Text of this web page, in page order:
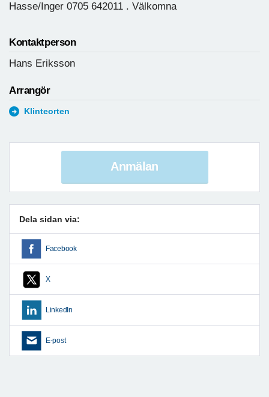
Hasse/Inger 0705 642011 . Välkomna
Kontaktperson
Hans Eriksson
Arrangör
Klinteorten
Anmälan
Dela sidan via:
Facebook
X
LinkedIn
E-post